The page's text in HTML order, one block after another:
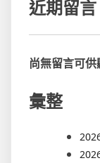
近期留言
尚無留言可供
彙整